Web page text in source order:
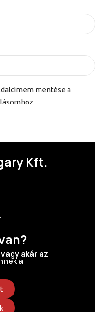
mentése a
Kft.
akár az
a